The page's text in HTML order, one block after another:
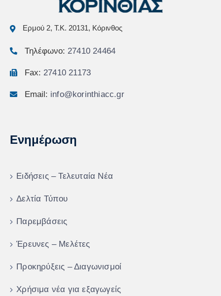
Ερμού 2, Τ.Κ. 20131, Κόρινθος
Τηλέφωνο: 27410 24464
Fax: 27410 21173
Email: info@korinthiacc.gr
Ενημέρωση
Ειδήσεις – Τελευταία Νέα
Δελτία Τύπου
Παρεμβάσεις
Έρευνες – Μελέτες
Προκηρύξεις – Διαγωνισμοί
Χρήσιμα νέα για εξαγωγείς